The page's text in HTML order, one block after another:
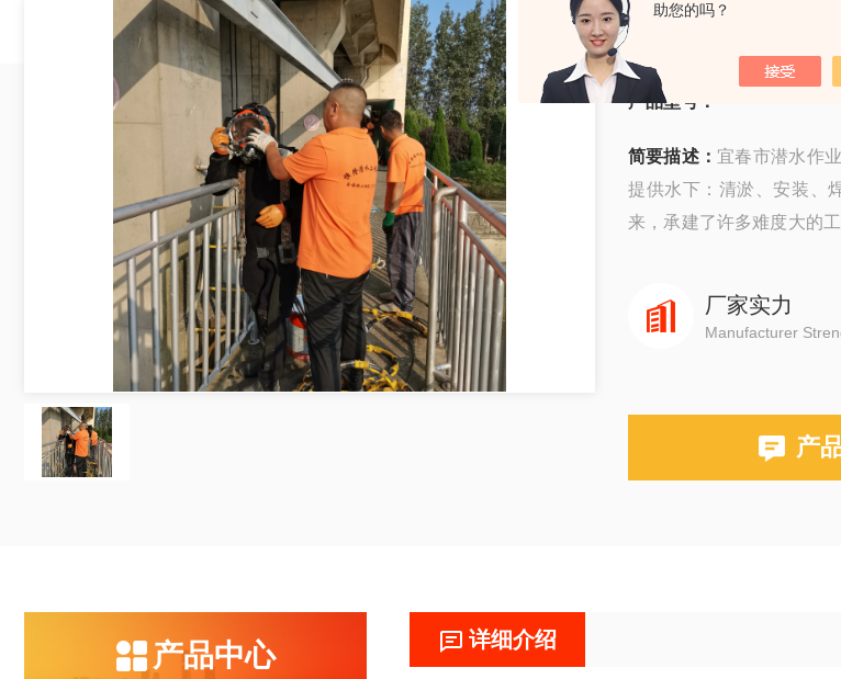
助您的吗？
宜春市潜水作
产品型号：
简要描述： 宜春市潜水作
提供水下：清淤、安装、
来，承建了许多难度大的
厂家实力
Manufacturer
产
产品中心 详细介绍